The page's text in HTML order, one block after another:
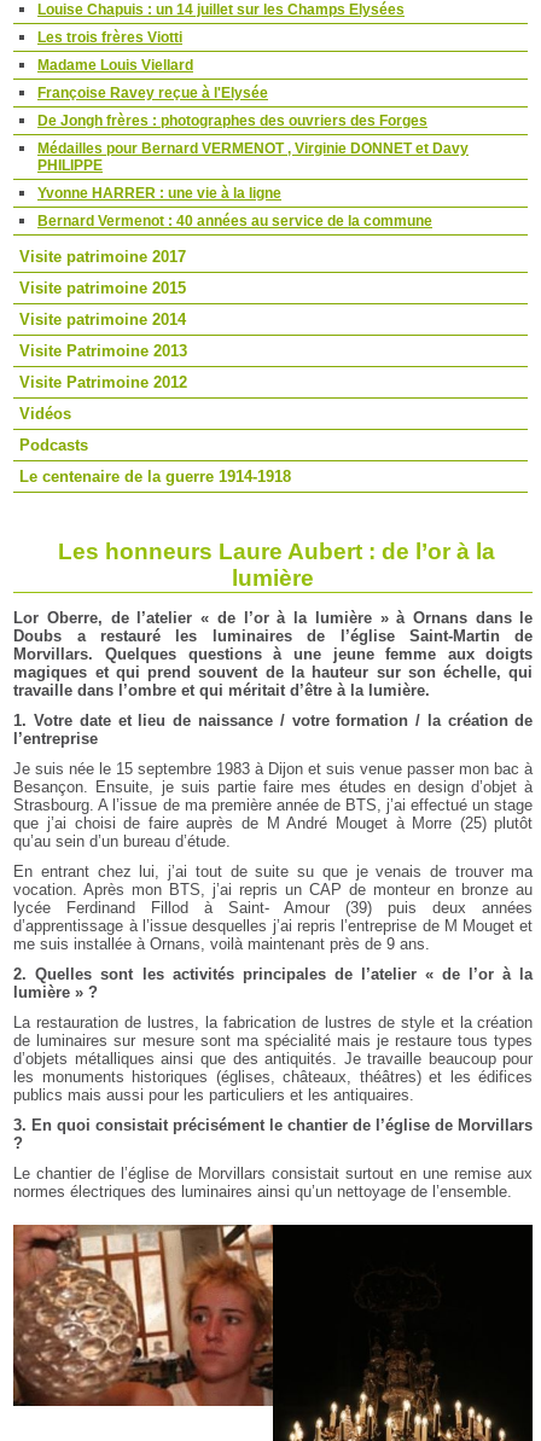
Louise Chapuis : un 14 juillet sur les Champs Elysées
Les trois frères Viotti
Madame Louis Viellard
Françoise Ravey reçue à l'Elysée
De Jongh frères : photographes des ouvriers des Forges
Médailles pour Bernard VERMENOT , Virginie DONNET et Davy
PHILIPPE
Yvonne HARRER : une vie à la ligne
Bernard Vermenot : 40 années au service de la commune
Visite patrimoine 2017
Visite patrimoine 2015
Visite patrimoine 2014
Visite Patrimoine 2013
Visite Patrimoine 2012
Vidéos
Podcasts
Le centenaire de la guerre 1914-1918
Les honneurs Laure Aubert : de l’or à la
lumière
Lor Oberre, de l’atelier « de l’or à la lumière » à Ornans dans le
Doubs a restauré les luminaires de l’église Saint-Martin de
Morvillars.
Quelques questions à une jeune femme aux doigts
magiques et qui prend souvent de la hauteur sur son échelle, qui
travaille dans l’ombre et qui méritait d’être à la lumière.
1. Votre date et lieu de naissance / votre formation / la création de
l’entreprise
Je suis née le 15 septembre 1983 à Dijon et suis venue passer mon bac à
Besançon. Ensuite, je suis partie faire mes études en design d’objet à
Strasbourg. A l’issue de ma première année de BTS, j’ai effectué un stage
que j’ai choisi de faire auprès de M André Mouget à Morre (25) plutôt
qu’au sein d’un bureau d’étude.
En entrant chez lui, j’ai tout de suite su que je venais de trouver ma
vocation. Après mon BTS, j’ai repris un CAP de monteur en bronze au
lycée Ferdinand Fillod à Saint- Amour (39) puis deux années
d’apprentissage à l’issue desquelles j’ai repris l’entreprise de M Mouget et
me suis installée à Ornans, voilà maintenant près de 9 ans.
2. Quelles sont les activités principales de l’atelier « de l’or à la
lumière » ?
La restauration de lustres, la fabrication de lustres de style et la création
de luminaires sur mesure sont ma spécialité mais je restaure tous types
d’objets métalliques ainsi que des antiquités. Je travaille beaucoup pour
les monuments historiques (églises, châteaux, théâtres) et les édifices
publics mais aussi pour les particuliers et les antiquaires.
3. En quoi consistait précisément le chantier de l’église de Morvillars
?
Le chantier de l’église de Morvillars consistait surtout en une remise aux
normes électriques des luminaires ainsi qu’un nettoyage de l’ensemble.